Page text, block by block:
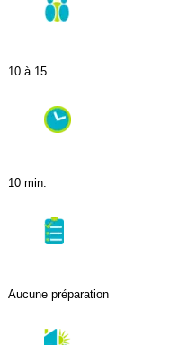
10 à 15
10 min.
Aucune préparation